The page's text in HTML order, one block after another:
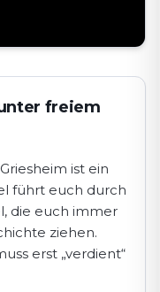
freiem
ist ein
führt euch durch
die euch immer
ziehen.
erst „verdient“